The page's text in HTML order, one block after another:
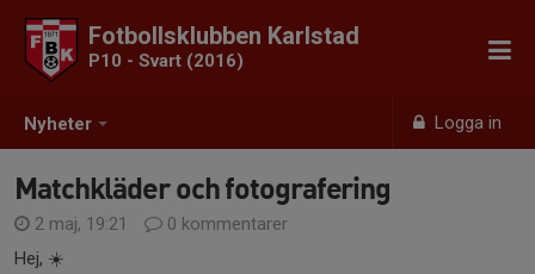
Nyheter Logga in
Fotbollsklubben Karlstad
P10 - Svart (2016)
Matchkläder och fotografering
2 maj, 19:21
0 kommentarer
Hej, ☀️